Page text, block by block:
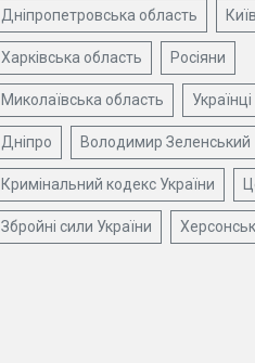
Дніпропетровська область
Харківська область Росіяни
Миколаївська область Українці
Дніпро Володимир Зеленський
Кримінальний кодекс України
Збройні сили України